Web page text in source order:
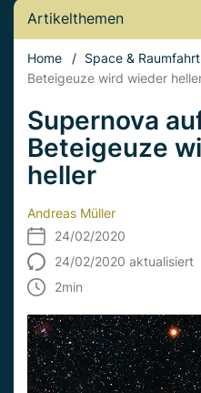
Artikelthemen
Home / Space & Raumfahrt
Beteigeuze wird wieder
Supernova
Beteigeuze
heller
Andreas Müller
24/02/2020
24/02/2020 aktualisiert
2min